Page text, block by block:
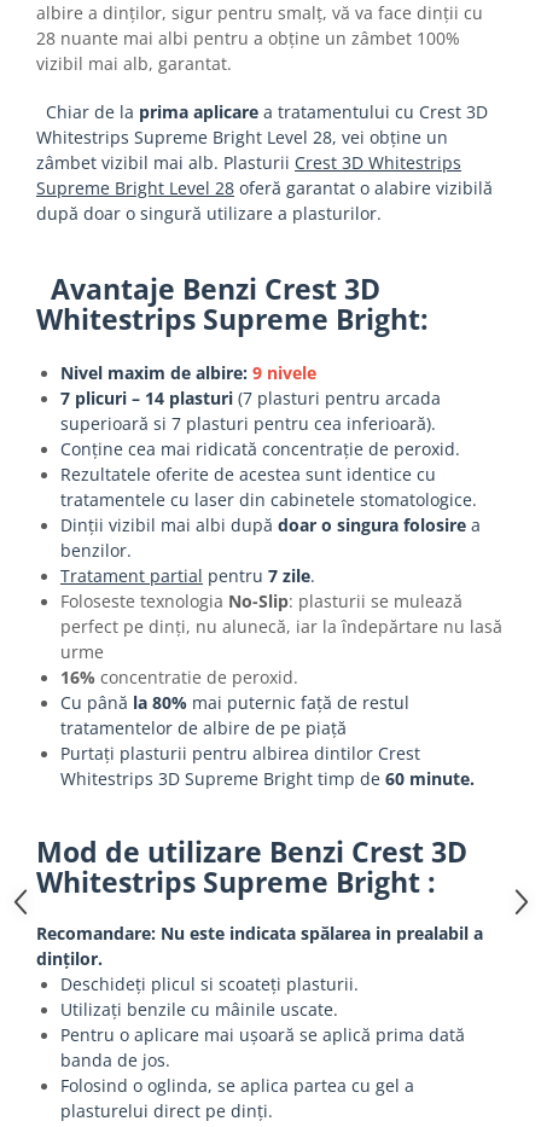
albire a dinților, sigur pentru smalț, vă va face dinții cu
28 nuante mai albi pentru a obține un zâmbet 100%
vizibil mai alb, garantat.
Chiar de la prima aplicare a tratamentului cu Crest 3D
Whitestrips Supreme Bright Level 28, vei obține un
zâmbet vizibil mai alb. Plasturii Crest 3D Whitestrips
Supreme Bright Level 28 oferă garantat o alabire vizibilă
după doar o singură utilizare a plasturilor.
Avantaje Benzi Crest 3D
Whitestrips Supreme Bright:
Nivel maxim de albire: 9 nivele
7 plicuri – 14 plasturi (7 plasturi pentru arcada
superioară si 7 plasturi pentru cea inferioară).
Conține cea mai ridicată concentrație de peroxid.
Rezultatele oferite de acestea sunt identice cu
tratamentele cu laser din cabinetele stomatologice.
Dinții vizibil mai albi după doar o singura folosire a
benzilor.
Tratament partial pentru 7 zile.
Foloseste texnologia No-Slip: plasturii se mulează
perfect pe dinți, nu alunecă, iar la îndepărtare nu lasă
urme
16% concentratie de peroxid.
Cu până la 80% mai puternic față de restul
tratamentelor de albire de pe piață
Purtați plasturii pentru albirea dintilor Crest
Whitestrips 3D Supreme Bright timp de 60 minute.
Mod de utilizare Benzi Crest 3D
Whitestrips Supreme Bright :
Recomandare: Nu este indicata spălarea in prealabil a
dinților.
Deschideți plicul si scoateți plasturii.
Utilizați benzile cu mâinile uscate.
Pentru o aplicare mai ușoară se aplică prima dată
banda de jos.
Folosind o oglinda, se aplica partea cu gel a
plasturelui direct pe dinți.